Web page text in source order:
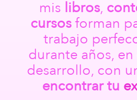
mis libros,
cursosforman
trabajo
durante años,
desarrollo, con
encontrartu